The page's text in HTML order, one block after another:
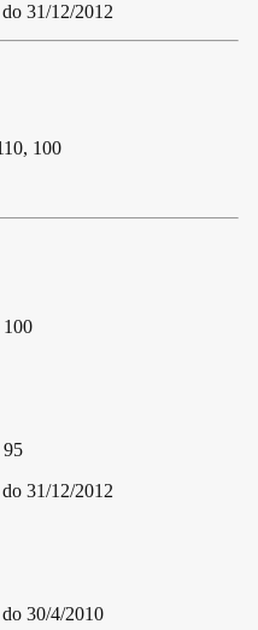
31/12/2012
100
100
95
31/12/2012
30/4/2010